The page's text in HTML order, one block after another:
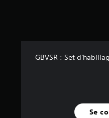
GBVSR : Set
Se